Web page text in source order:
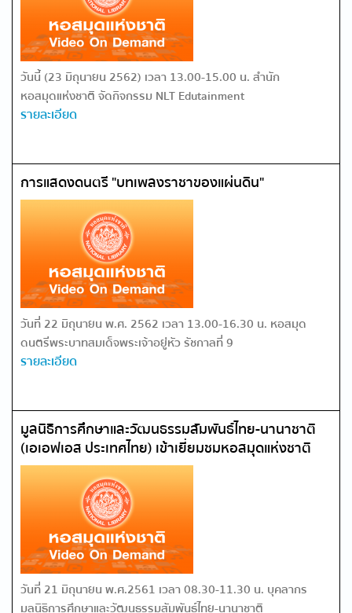
วันนี้ (23 มิถุนายน 2562) เวลา 13.00-15.00 น. สำนัก
หอสมุดแห่งชาติ จัดกิจกรรม NLT Edutainment
รายละเอียด
การแสดงดนตรี "บทเพลงราชาของแผ่นดิน"
วันที่ 22 มิถุนายน พ.ศ. 2562 เวลา 13.00-16.30 น. หอสมุด
ดนตรีพระบาทสมเด็จพระเจ้าอยู่หัว รัชกาลที่ 9
รายละเอียด
มูลนิธิการศึกษาและวัฒนธรรมสัมพันธ์ไทย-นานาชาติ
(เอเอฟเอส ประเทศไทย) เข้าเยี่ยมชมหอสมุดแห่งชาติ
วันที่ 21 มิถุนายน พ.ศ.2561 เวลา 08.30-11.30 น. บุคลากร
มูลนิธิการศึกษาและวัฒนธรรมสัมพันธ์ไทย-นานาชาติ